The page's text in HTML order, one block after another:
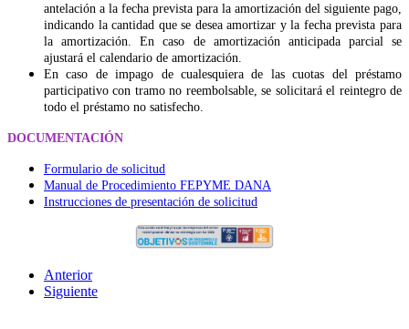
antelación a la fecha prevista para la amortización del siguiente pago,
indicando la cantidad que se desea amortizar y la fecha prevista para
la amortización. En caso de amortización anticipada parcial se
ajustará el calendario de amortización.
En caso de impago de cualesquiera de las cuotas del préstamo
participativo con tramo no reembolsable, se solicitará el reintegro de
todo el préstamo no satisfecho.
DOCUMENTACIÓN
Formulario de solicitud
Manual de Procedimiento FEPYME DANA
Instrucciones de presentación de solicitud
Anterior
Siguiente